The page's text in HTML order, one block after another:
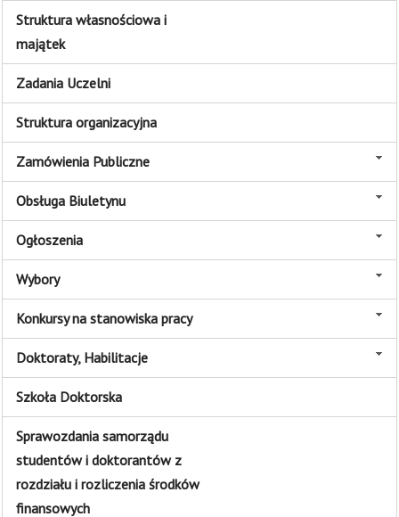
Struktura własnościowa i
majątek
Zadania Uczelni
Struktura organizacyjna
Zamówienia Publiczne
Obsługa Biuletynu
Ogłoszenia
Wybory
Konkursy na stanowiska pracy
Doktoraty, Habilitacje
Szkoła Doktorska
Sprawozdania samorządu
studentów i doktorantów z
rozdziału i rozliczenia środków
finansowych